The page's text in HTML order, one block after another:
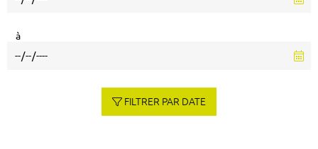
à
FILTRER PAR DATE